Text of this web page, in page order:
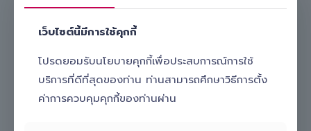
หากคุณกำลังมองหาบริการ เปลี่ยนยางรถยนต์นอกสถานที่
สะดวก รวดเร็ว และมั่นใจได้ เลือกใช้บริการกับ Slick ได้เลย! เพียง
ติดต่อเพื่อปรึกษากับช่างผู้เชี่ยวชาญและนัดหมายบริการง่าย ๆ ผ่าน
โทร. 098-656-8899
@slick_auto
เว็บไซต์นี้มีการใช้คุกกี้
โปรดยอมรับนโยบายคุกกี้เพื่อประสบการณ์การใช้
บริการที่ดีที่สุดของท่าน ท่านสามารถศึกษาวิธีการตั้ง
ค่าการควบคุมคุกกี้ของท่านผ่าน